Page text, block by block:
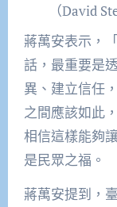
（David
蔣萬安表示，
話，最重要是
異、建立信任
之間應該如此
相信這樣能夠
是民眾之福。
蔣萬安提到，